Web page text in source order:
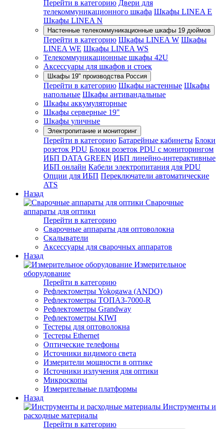
Перейти в категорию Двери для
телекоммуникационного шкафа Шкафы LINEA E
Шкафы LINEA N
Настенные телекоммуникационные шкафы 19 дюймов
Перейти в категорию Шкафы LINEA W Шкафы
LINEA WE Шкафы LINEA WS
Телекоммуникационные шкафы 42U
Аксессуары для шкафов и стоек
Шкафы 19" производства Россия
Перейти в категорию Шкафы настенные Шкафы
напольные Шкафы антивандальные
Шкафы аккумуляторные
Шкафы серверные 19"
Шкафы уличные
Электропитание и мониторинг
Перейти в категорию Батарейные кабинеты Блоки
розеток PDU Блоки розеток PDU с мониторингом
ИБП DATA GREEN ИБП линейно-интерактивные
ИБП онлайн Кабели электропитания для PDU
Опции для ИБП Переключатели автоматические
ATS
Назад
Сварочные
аппараты для оптики
Перейти в категорию
Сварочные аппараты для оптоволокна
Скалыватели
Аксессуары для сварочных аппаратов
Назад
Измерительное
оборудование
Перейти в категорию
Рефлектометры Yokogawa (ANDO)
Рефлектометры ТОПАЗ-7000-R
Рефлектометры Grandway
Рефлектометры KIWI
Тестеры для оптоволокна
Тестеры Ethernet
Оптические телефоны
Источники видимого света
Измерители мощности в оптике
Источники излучения для оптики
Микроскопы
Измерительные платформы
Назад
Инструменты и
расходные материалы
Перейти в категорию